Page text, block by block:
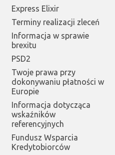
Express Elixir
Terminy realizacji zleceń
Informacja w sprawie
brexitu
PSD2
Twoje prawa przy
dokonywaniu płatności w
Europie
Informacja dotycząca
wskaźników
referencyjnych
Fundusz Wsparcia
Kredytobiorców